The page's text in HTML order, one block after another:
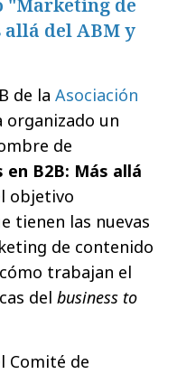
"Marketing de
allá del ABM y
de la Asociación
organizado un
de
B2B: Más allá
objetivo
tienen las nuevas
de contenido
trabajan el
del business to
Comité de